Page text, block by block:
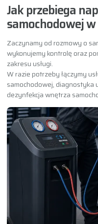
Jak przebiega
samochodowej
Zaczynamy od rozmowy o
wykonujemy kontrolę oraz
zakresu usługi.
W razie potrzeby łączymy
samochodowej, diagnostyka
dezynfekcja wnętrza